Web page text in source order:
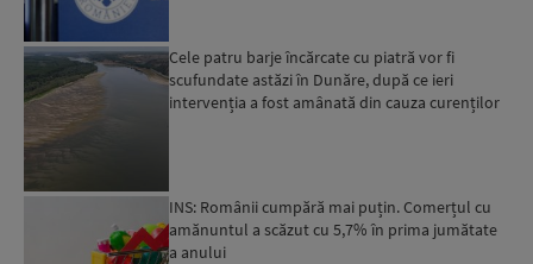
Cele patru barje încărcate cu piatră vor fi
scufundate astăzi în Dunăre, după ce ieri
intervenția a fost amânată din cauza curenților
INS: Românii cumpără mai puțin. Comerțul cu
amănuntul a scăzut cu 5,7% în prima jumătate
a anului